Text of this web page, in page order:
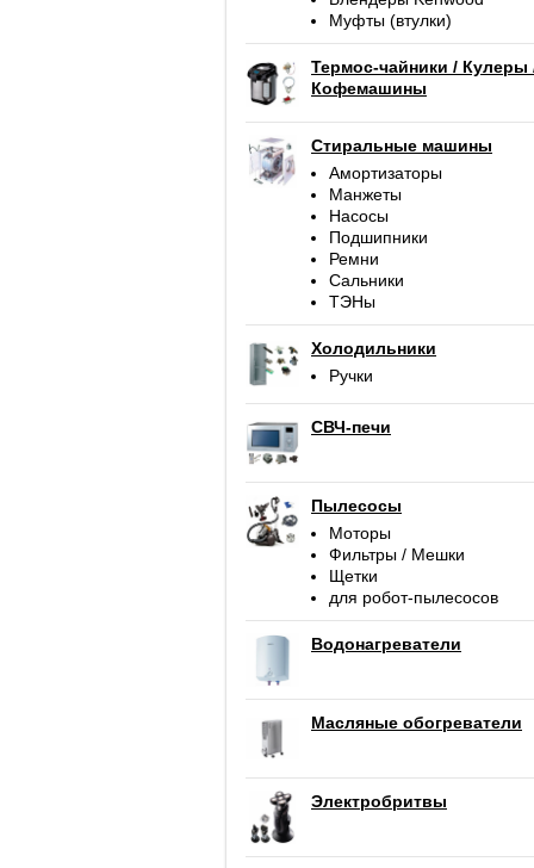
Муфты (втулки)
Термос-чайники / Кулеры
Кофемашины
Стиральные машины
Амортизаторы
Манжеты
Насосы
Подшипники
Ремни
Сальники
ТЭНы
Холодильники
Ручки
СВЧ-печи
Пылесосы
Моторы
Фильтры / Мешки
Щетки
для робот-пылесосов
Водонагреватели
Масляные обогреватели
Электробритвы